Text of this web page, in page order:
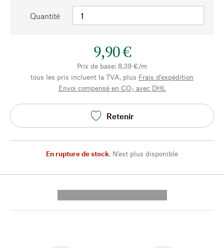
Quantité
9,90 €
Prix de base: 8,39 €/m
tous les prix incluent la TVA, plus Frais d'expédition
Envoi compensé en CO₂ avec DHL
Retenir
En rupture de stock, N'est plus disponible